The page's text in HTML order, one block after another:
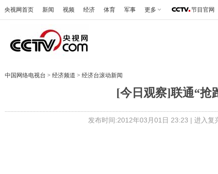
央视网首页 新闻 视频 经济 体育 军事 更多 节目官网
中国网络电视台 > 经济频道 > 经济台滚动新闻
[今日观察]联通“抢
发布时间:2012年03月01日 23:23 | 进入复